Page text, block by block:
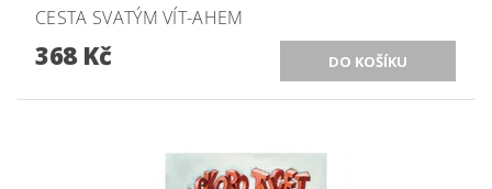
CESTA SVATÝM VÍT-AHEM
368 Kč